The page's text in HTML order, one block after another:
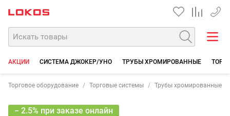
+7
АКЦИИ СИСТЕМА ДЖОКЕР/УНО ТРУБЫ ХРОМИРОВАННЫЕ
Торговое оборудование Торговые системы Трубы хромированные
− 2.5% при заказе онлайн